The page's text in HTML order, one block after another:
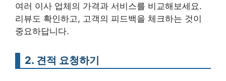
여러 이사 업체의 가격과 서비스를 비교해보세요.
리뷰도 확인하고, 고객의 피드백을 체크하는 것이
중요하답니다.
2. 견적 요청하기